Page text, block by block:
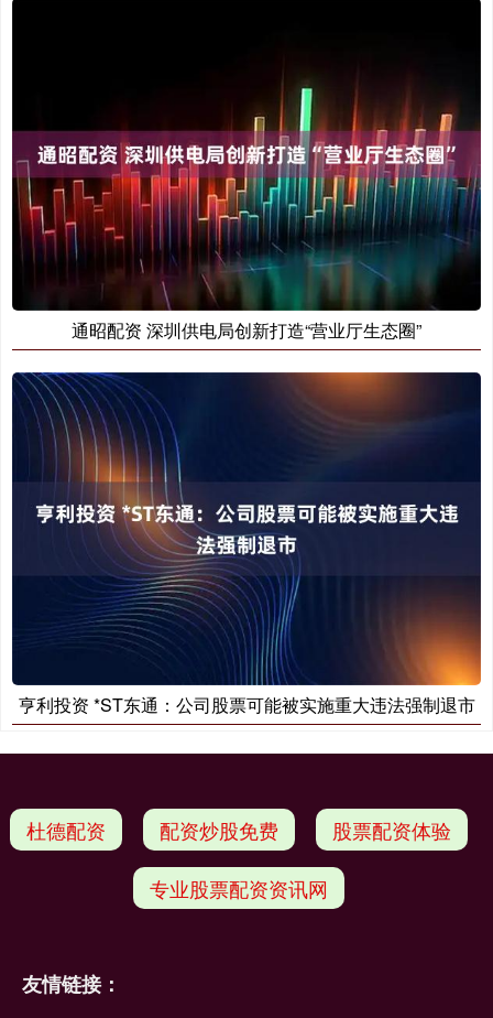
通昭配资 深圳供电局创新打造“营业厅生态圈”
亨利投资 *ST东通：公司股票可能被实施重大违法强制退市
杜德配资 配资炒股免费 股票配资体验
专业股票配资资讯网
友情链接：